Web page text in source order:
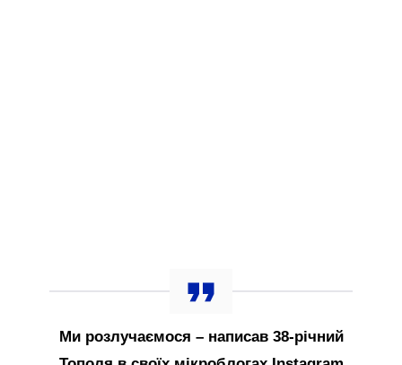
Ми розлучаємося – написав 38-річний